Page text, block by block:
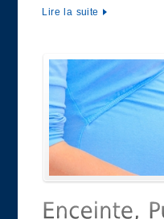
Lire la suite